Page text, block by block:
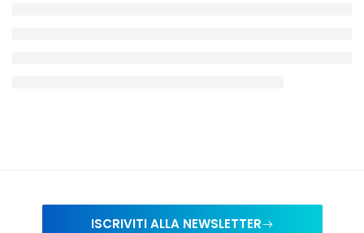
ISCRIVITI ALLA NEWSLETTER